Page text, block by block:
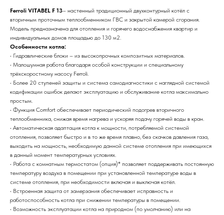
Ferroli VITABEL F 13– настенный традиционный двухконтурный котёл с
вторичным проточным теплообменником ГВС и закрытой камерой сгорания.
Модель предназначена для отопления и горячего водоснабжения квартир и
индивидуальных домов площадью до 130 м2.
Особенности котла:
• Гидравлические блоки – из высокопрочных композитных материалов.
• Малошумная работа благодаря особой конструкции и специальному
трёхскоростному насосу Ferroli.
• Более 20 ступеней защиты и система самодиагностики с наглядной системой
кодификации ошибок делают эксплуатацию и обслуживание котла максимально
простым.
• Функция Comfort обеспечивает периодический подогрев вторичного
теплообменника, снижая время нагрева и ускоряя подачу горячей воды в кран.
• Автоматическая адаптация котла к мощности, потребляемой системой
отопления, позволяет быстро и в то же время плавно, без скачков давления газа,
выходить на мощность, необходимую данной системе отопления при имеющихся
в данный момент температурных условиях.
• Работа с комнатным термостатом (опция)* позволяет поддерживать постоянную
температуру воздуха в помещении при установленной температуре воды в
системе отопления, при необходимости включая и выключая котёл.
• Встроенная защита от замерзания обеспечивает исправность и
работоспособность котла при снижении температуры в помещении.
• Возможность эксплуатации котла на природном (по умолчанию) или на